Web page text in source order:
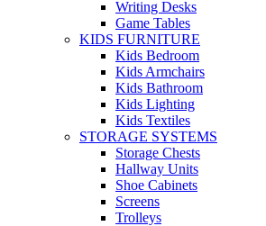
Writing Desks
Game Tables
KIDS FURNITURE
Kids Bedroom
Kids Armchairs
Kids Bathroom
Kids Lighting
Kids Textiles
STORAGE SYSTEMS
Storage Chests
Hallway Units
Shoe Cabinets
Screens
Trolleys